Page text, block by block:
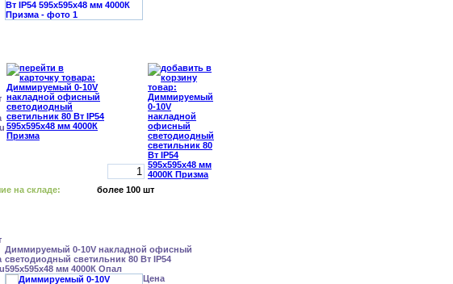
на складе: более 100 шт
Диммируемый 0-10V накладной офисный
светодиодный светильник 80 Вт IP54
595x595x48 мм 4000К Опал
Цена